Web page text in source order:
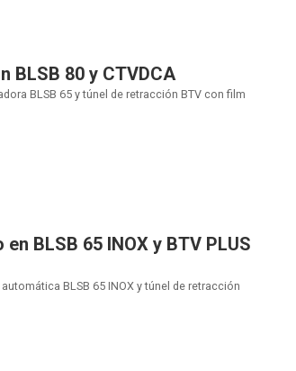
BLSB 80 y CTVDCA
BLSB 65 y túnel de retracción BTV con film
BLSB 65 INOX y BTV PLUS
BLSB 65 INOX y túnel de retracción